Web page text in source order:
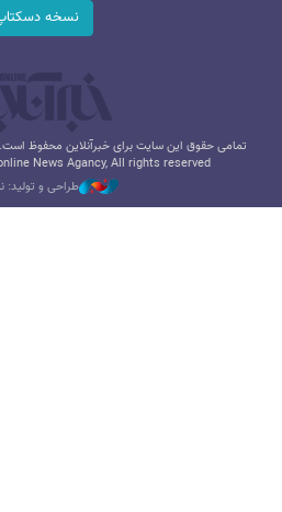
نسخه
تمامی حقوق این سایت برای خبرآنلاین محفوظ
News Agancy, All rights reserved
طراحی و تولید: